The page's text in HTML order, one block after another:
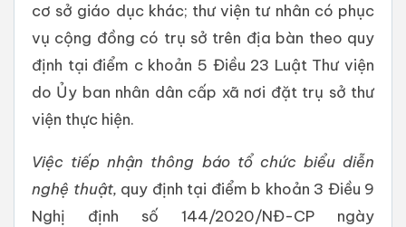
cơ sở giáo dục khác; thư viện tư nhân có phục
vụ cộng đồng có trụ sở trên địa bàn theo quy
định tại điểm c khoản 5 Điều 23 Luật Thư viện
do Ủy ban nhân dân cấp xã nơi đặt trụ sở thư
viện thực hiện.
Việc tiếp nhận thông báo tổ chức biểu diễn
nghệ thuật, quy định tại điểm b khoản 3 Điều 9
Nghị định số 144/2020/NĐ-CP ngày